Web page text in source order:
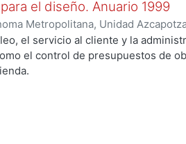
el diseño. Anuario 1999
Metropolitana, Unidad
Departamento de Procesos y
Cervantes Abarca, Alejandro;Vilchis
;Rodríguez Martínez, Jorge
el servicio al cliente y la
el control de presupuestos de